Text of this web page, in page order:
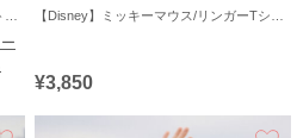
¥3,850
お気に入り